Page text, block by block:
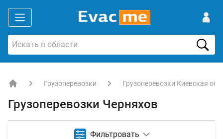
Грузоперевозки Грузоперевозки Киевская
Грузоперевозки Черняхов
Фильтровать